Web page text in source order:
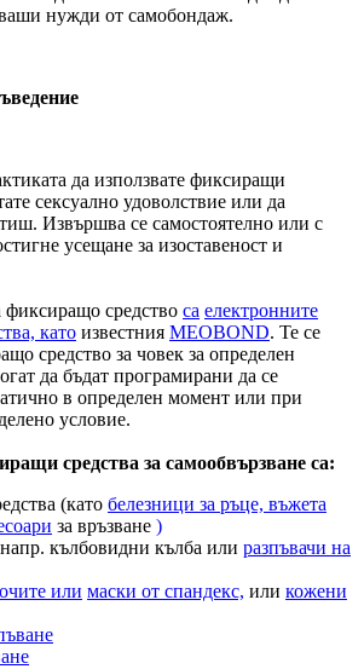
нужди от самобондаж.
да използвате фиксиращи
сексуално удоволствие или да
Извършва се самостоятелно или с
усещане за изоставеност и
фиксиращо средство са електронните
като известния MEOBOND. Те се
средство за човек за определен
да бъдат програмирани да се
в определен момент или при
условие.
средства за самообвързване са:
(като белезници за ръце, въжета
за връзване )
напр. кълбовидни кълба или разпъвачи на
или маски от спандекс, или кожени